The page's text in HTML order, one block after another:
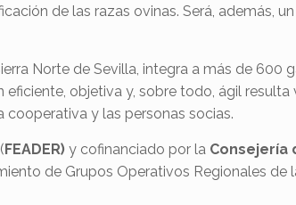
de las razas ovinas. Será, además,
Norte de Sevilla, integra a más de 600
eficiente, objetiva y, sobre todo, ágil
y las personas socias.
FEADER) y cofinanciado por la Consejería
de Grupos Operativos Regionales de